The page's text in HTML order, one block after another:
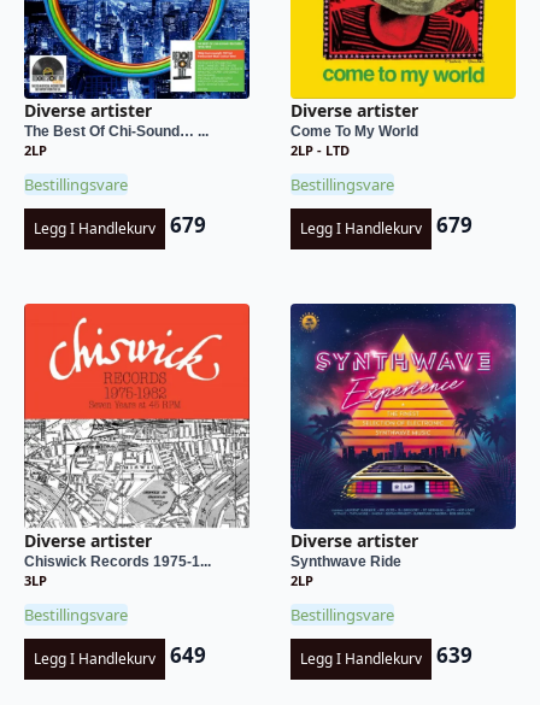
Diverse artister
The Best Of Chi-Sound… ...
2LP
Bestillingsvare
Legg I Handlekurv 679
Diverse artister
Come To My World
2LP - LTD
Bestillingsvare
Legg I Handlekurv 679
Diverse artister
Chiswick Records 1975-1...
3LP
Bestillingsvare
Legg I Handlekurv 649
Diverse artister
Synthwave Ride
2LP
Bestillingsvare
Legg I Handlekurv 639